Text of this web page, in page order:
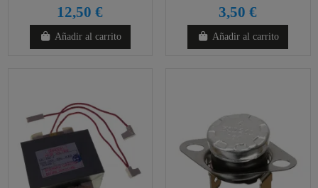
12,50 €
Añadir al carrito
3,50 €
Añadir al carrito